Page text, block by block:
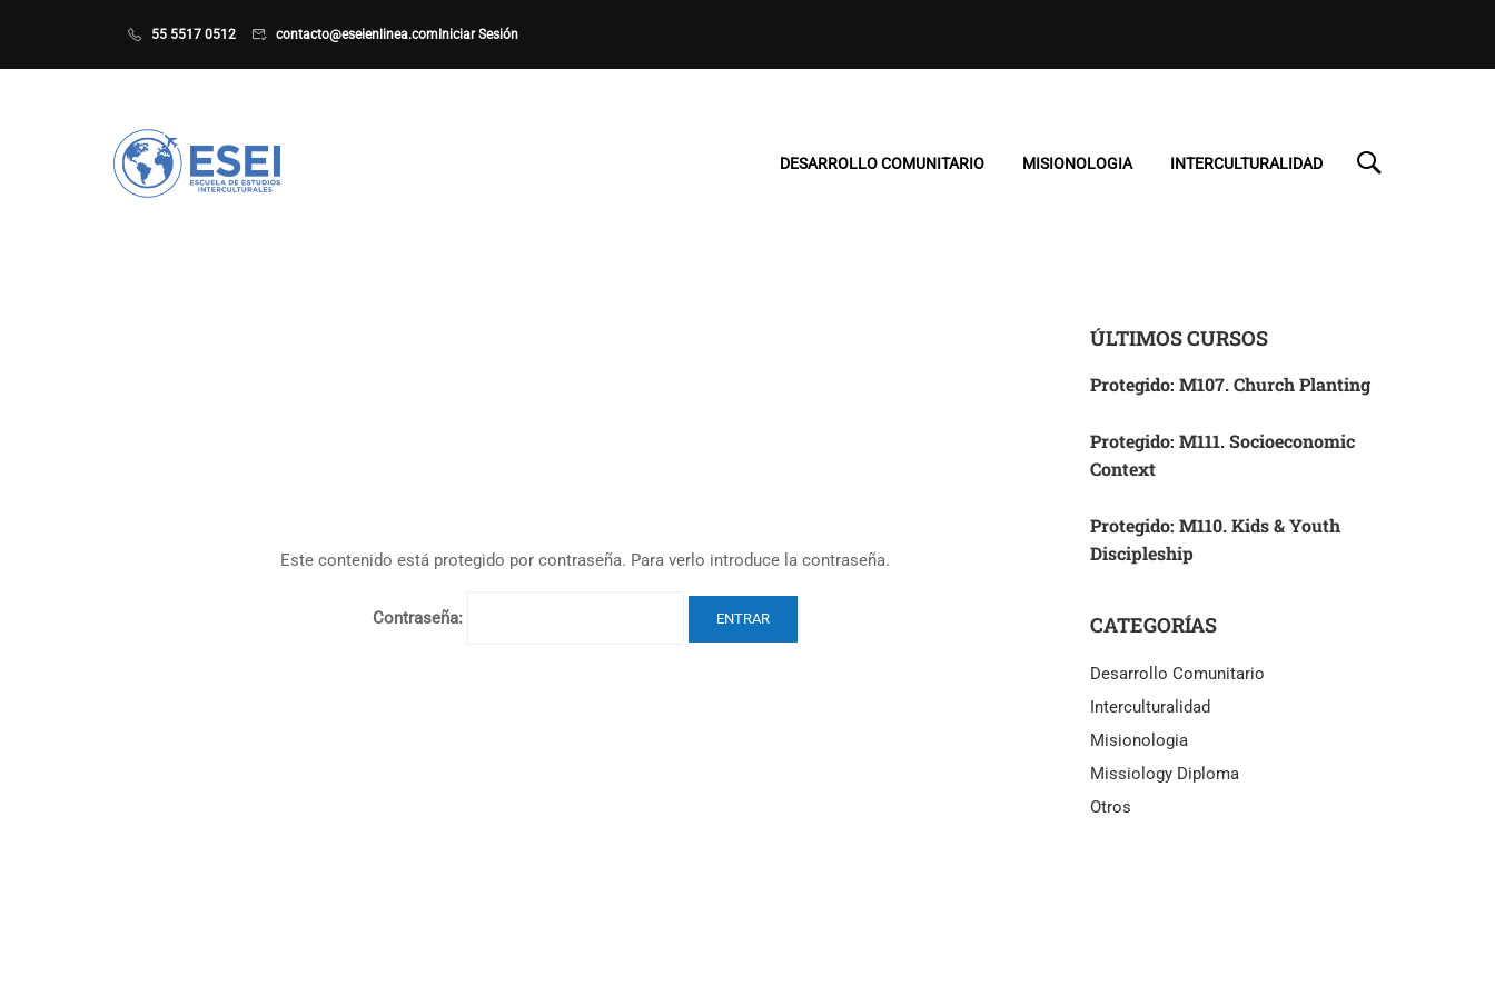
55 5517 0512 contacto@eseienlinea.com Iniciar Sesión
DESARROLLO COMUNITARIO MISIONOLOGIA INTERCULTURALIDAD
Este contenido está protegido por contraseña. Para verlo introduce la contraseña.
Contraseña:
ÚLTIMOS CURSOS
Protegido: M107. Church Planting
Protegido: M111. Socioeconomic
Context
Protegido: M110. Kids & Youth
Discipleship
CATEGORÍAS
Desarrollo Comunitario
Interculturalidad
Misionologia
Missiology Diploma
Otros